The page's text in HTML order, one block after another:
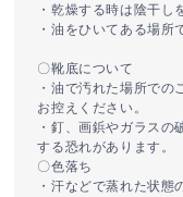
・乾燥する時は陰干し
・油をひいてある場所
〇靴底について
・油で汚れた場所で
お控えください。
・釘、画鋲やガラスの
する恐れがあります。
〇色落ち
・汗などで蒸れた状態